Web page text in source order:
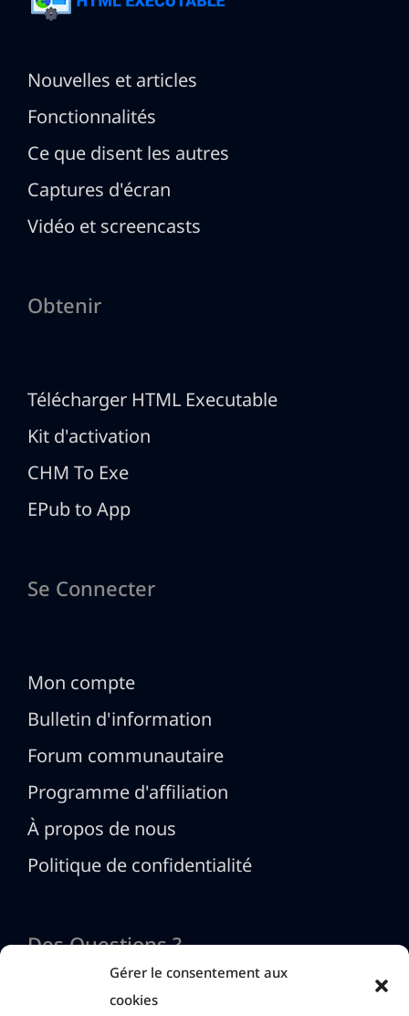
Gérer le consentement aux
cookies
Nouvelles et articles
Fonctionnalités
Ce que disent les autres
Captures d'écran
Vidéo et screencasts
Obtenir
Télécharger HTML Executable
Kit d'activation
CHM To Exe
EPub to App
Se Connecter
Mon compte
Bulletin d'information
Forum communautaire
Programme d'affiliation
À propos de nous
Politique de confidentialité
Des Questions ?